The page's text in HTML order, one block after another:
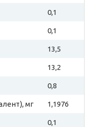
0,1
0,1
13,5
13,2
0,8
мг 1,1976
0,1